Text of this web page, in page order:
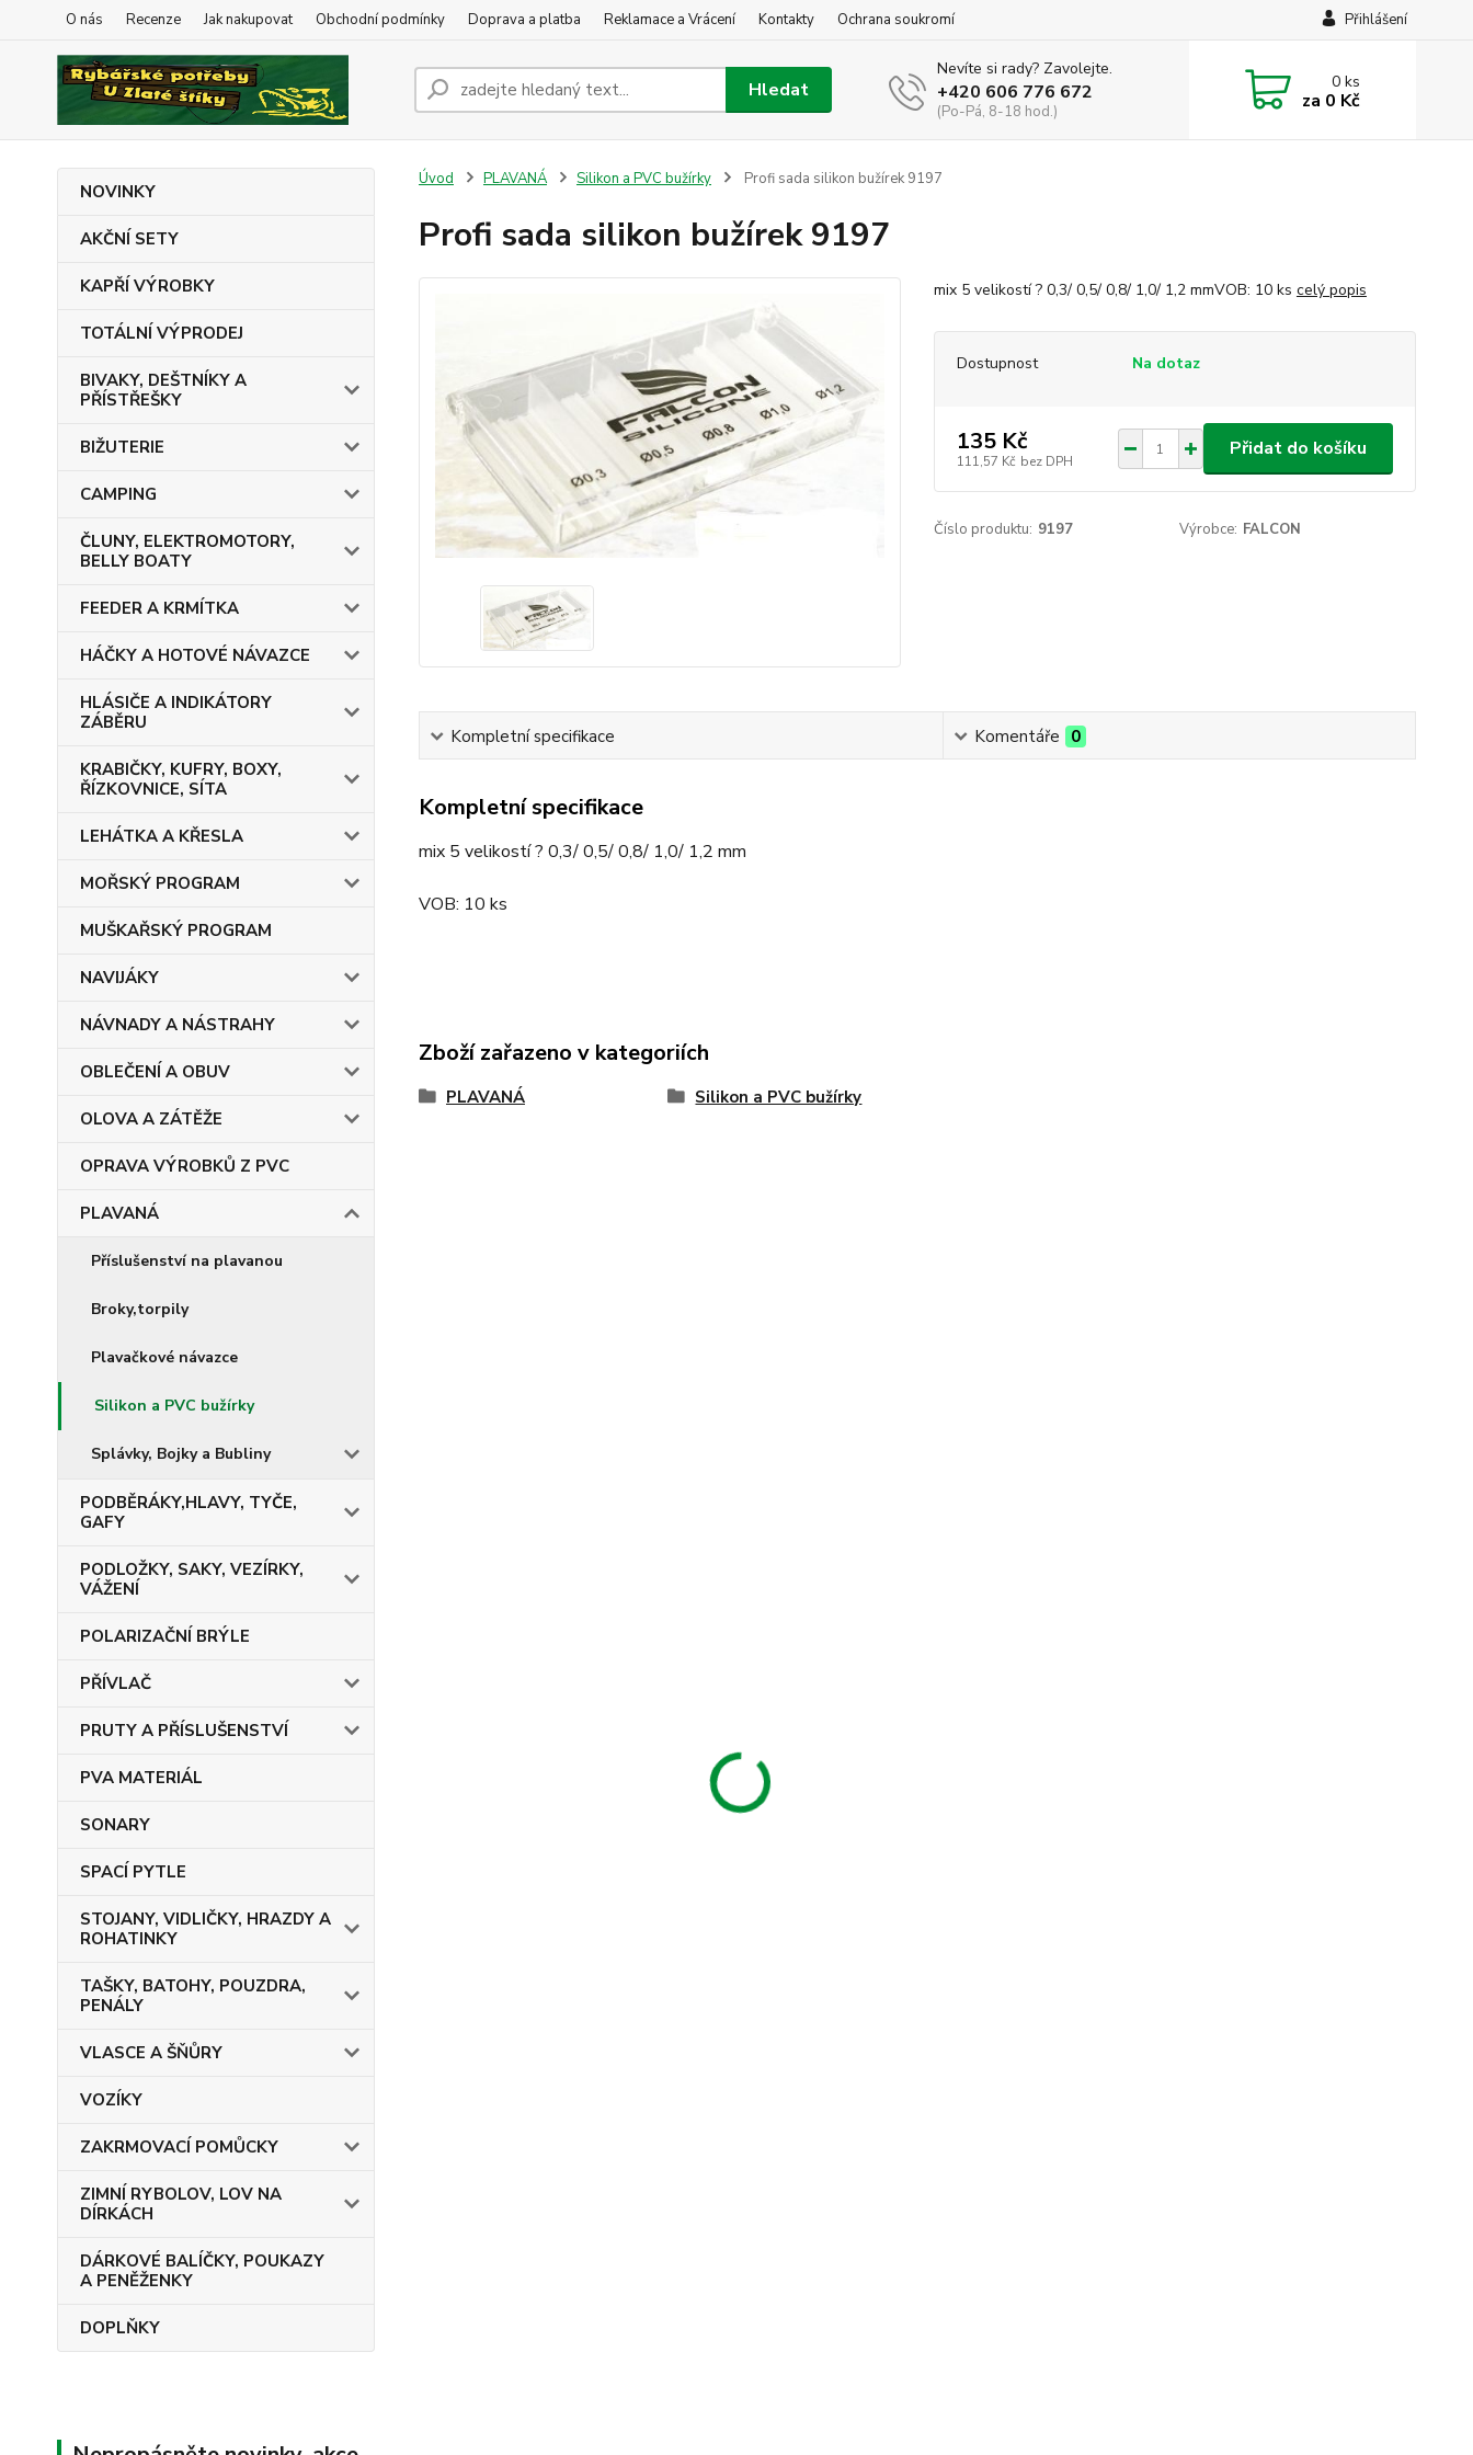
O nás Recenze Jak nakupovat Obchodní podmínky Doprava a platba Reklamace a Vrácení Kontakty Ochrana soukromí Přihlášení
Hledat
Nevíte si rady? Zavolejte.
+420 606 776 672
(Po-Pá, 8-18 hod.)
0ks
za 0 Kč
NOVINKY
AKČNÍ SETY
KAPŘÍ VÝROBKY
TOTÁLNÍ VÝPRODEJ
BIVAKY, DEŠTNÍKY A
PŘÍSTŘEŠKY
BIŽUTERIE
CAMPING
ČLUNY, ELEKTROMOTORY,
BELLY BOATY
FEEDER A KRMÍTKA
HÁČKY A HOTOVÉ NÁVAZCE
HLÁSIČE A INDIKÁTORY
ZÁBĚRU
KRABIČKY, KUFRY, BOXY,
ŘÍZKOVNICE, SÍTA
LEHÁTKA A KŘESLA
MOŘSKÝ PROGRAM
MUŠKAŘSKÝ PROGRAM
NAVIJÁKY
NÁVNADY A NÁSTRAHY
OBLEČENÍ A OBUV
OLOVA A ZÁTĚŽE
OPRAVA VÝROBKŮ Z PVC
PLAVANÁ
Příslušenství na plavanou
Broky,torpily
Plavačkové návazce
Silikon a PVC bužírky
Splávky, Bojky a Bubliny
PODBĚRÁKY,HLAVY, TYČE,
GAFY
PODLOŽKY, SAKY, VEZÍRKY,
VÁŽENÍ
POLARIZAČNÍ BRÝLE
PŘÍVLAČ
PRUTY A PŘÍSLUŠENSTVÍ
PVA MATERIÁL
SONARY
SPACÍ PYTLE
STOJANY, VIDLIČKY, HRAZDY A
ROHATINKY
TAŠKY, BATOHY, POUZDRA,
PENÁLY
VLASCE A ŠŇŮRY
VOZÍKY
ZAKRMOVACÍ POMŮCKY
ZIMNÍ RYBOLOV, LOV NA
DÍRKÁCH
DÁRKOVÉ BALÍČKY, POUKAZY
A PENĚŽENKY
DOPLŇKY
Úvod PLAVANÁ Silikon a PVC bužírky Profi sada silikon bužírek 9197
Profi sada silikon bužírek 9197
mix 5 velikostí ? 0,3/ 0,5/ 0,8/ 1,0/ 1,2 mmVOB: 10 ks celý popis
Dostupnost Na dotaz
135 Kč
111,57 Kč bez DPH
Přidat do košíku
Číslo produktu: 9197 Výrobce: FALCON
Kompletní specifikace Komentáře 0
Kompletní specifikace
mix 5 velikostí ? 0,3/ 0,5/ 0,8/ 1,0/ 1,2 mm
VOB: 10 ks
Zboží zařazeno v kategoriích
PLAVANÁ Silikon a PVC bužírky